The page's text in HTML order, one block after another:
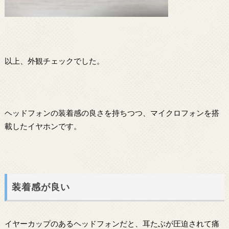
以上、外観チェックでした。
ヘッドフォンの装着感の良さを持ちつつ、マイクロフォンを搭
載したイヤホンです。
装着感が良い
イヤーカップのあるヘッドフォンだと、耳たぶが圧迫されて痛